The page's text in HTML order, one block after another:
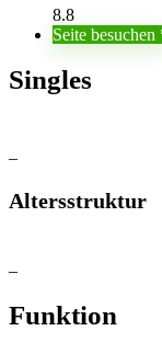
8.8
Seite besuchen
Singles
–
Altersstruktur
–
Funktion